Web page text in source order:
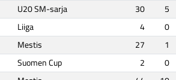
U20 SM-sarja 30 5
Liiga 4 0
Mestis 27 1
Suomen Cup 2 0